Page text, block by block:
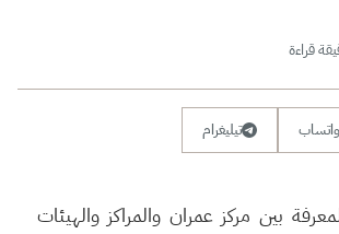
واتساب تيليغرام
بين مركز عمران والمراكز والهيئات